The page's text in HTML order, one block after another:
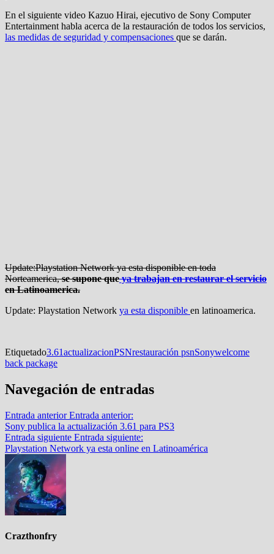
En el siguiente video Kazuo Hirai, ejecutivo de Sony Computer
Entertainment habla acerca de la restauración de todos los servicios,
las medidas de seguridad y compensaciones que se darán.
Update:Playstation Network ya esta disponible en toda
Norteamerica,se supone queya trabajan en restaurar el servicio
en Latinoamerica.
Update: Playstation Network ya esta disponible en latinoamerica.
Etiquetado3.61actualizacionPSNrestauración psnSonywelcome
back package
Navegación de entradas
Entrada anterior Entrada anterior:
Sony publica la actualización 3.61 para PS3
Entrada siguiente Entrada siguiente:
Playstation Network ya esta online en Latinoamérica
Crazthonfry